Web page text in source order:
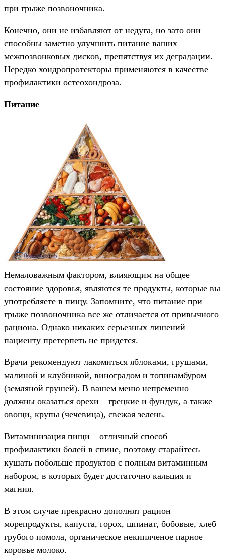
при грыже позвоночника.
Конечно, они не избавляют от недуга, но зато они
способны заметно улучшить питание ваших
межпозвонковых дисков, препятствуя их деградации.
Нередко хондропротекторы применяются в качестве
профилактики остеохондроза.
Питание
Немаловажным фактором, влияющим на общее
состояние здоровья, являются те продукты, которые вы
употребляете в пищу. Запомните, что питание при
грыже позвоночника все же отличается от привычного
рациона. Однако никаких серьезных лишений
пациенту претерпеть не придется.
Врачи рекомендуют лакомиться яблоками, грушами,
малиной и клубникой, виноградом и топинамбуром
(земляной грушей). В вашем меню непременно
должны оказаться орехи – грецкие и фундук, а также
овощи, крупы (чечевица), свежая зелень.
Витаминизация пищи – отличный способ
профилактики болей в спине, поэтому старайтесь
кушать побольше продуктов с полным витаминным
набором, в которых будет достаточно кальция и
магния.
В этом случае прекрасно дополнят рацион
морепродукты, капуста, горох, шпинат, бобовые, хлеб
грубого помола, органическое некипяченое парное
коровье молоко.